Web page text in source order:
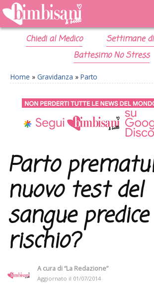
Chiedi al Medico
Settimane
Battesimo No Stress
Home » Gravidanza » Parto
Parto
nuovo test del
sangue
rischio?
A cura di“La Redazione”
Aggiornato il 01/07/2014